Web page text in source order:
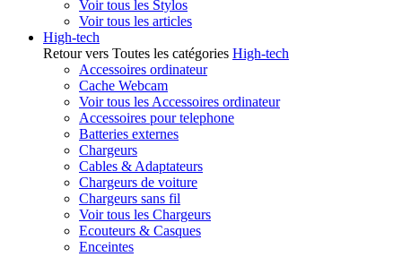
Voir tous les Stylos
Voir tous les articles
High-tech
Retour vers Toutes les catégories High-tech
Accessoires ordinateur
Cache Webcam
Voir tous les Accessoires ordinateur
Accessoires pour telephone
Batteries externes
Chargeurs
Cables & Adaptateurs
Chargeurs de voiture
Chargeurs sans fil
Voir tous les Chargeurs
Ecouteurs & Casques
Enceintes